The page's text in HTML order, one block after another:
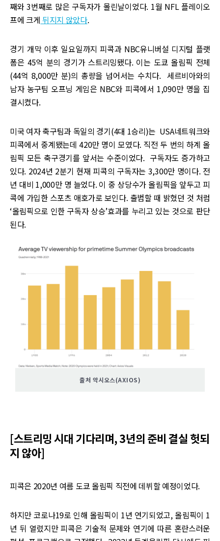
째와 3번째로 많은 구독자가 몰린날이었다. 1월 NFL 플레이오
프에 크게 뒤지지 않았다.
경기 개막 이후 일요일까지 피콕과 NBC유니버설 디지털 플랫
폼은 45억 분의 경기가 스트리밍됐다. 이는 도쿄 올림픽 전체
(44억 8,000만 분)의 총량을 넘어서는 수치다. 세르비아와의
남자 농구팀 오프닝 게임은 NBC와 피콕에서 1,090만 명을 집
결시켰다.
미국 여자 축구팀과 독일의 경기(4대 1승리)는 USA네트워크와
피콕에서 중계됐는데 420만 명이 모였다. 직전 두 번의 하계 올
림픽 모든 축구경기를 앞서는 수준이었다. 구독자도 증가하고
있다. 2024년 2분기 현재 피콕의 구독자는 3,300만 명이다. 전
년 대비 1,000만 명 늘었다. 이 중 상당수가 올림픽을 앞두고 피
콕에 가입한 스포츠 애호가로 보인다. 출범할 때 밝혔던 것 처럼
‘올림픽으로 인한 구독자 상승’효과를 누리고 있는 것으로 판단
된다.
출처 악시오스(AXIOS)
[스트리밍 시대 기다리며, 3년의 준비 결실 헛되
지 않아]
피콕은 2020년 여름 도쿄 올림픽 직전에 데뷔할 예정이었다.
하지만 코로나19로 인해 올림픽이 1년 연기되었고, 올림픽이 1
년 뒤 열렸지만 피콕은 기술적 문제와 연기에 따른 혼란스러운